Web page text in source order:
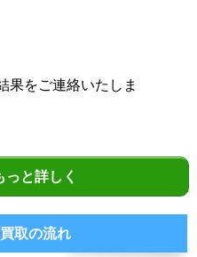
果をご連絡いたしま
と詳しく
取の流れ